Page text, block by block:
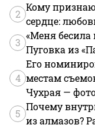
2
Кому
сердце:
3
«Меня бесила
Пуговка из
4
Его
местам
Чухрая —
5
Почему
из алмазов?